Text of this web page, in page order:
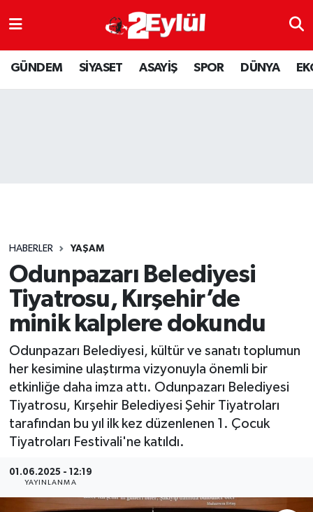
GÜNDEM SİYASET ASAYİŞ SPOR DÜNYA
HABERLER YAŞAM
Odunpazarı Belediyesi
Tiyatrosu, Kırşehir’de
minik kalplere dokundu
Odunpazarı Belediyesi, kültür ve sanatı toplumun
her kesimine ulaştırma vizyonuyla önemli bir
etkinliğe daha imza attı. Odunpazarı Belediyesi
Tiyatrosu, Kırşehir Belediyesi Şehir Tiyatroları
tarafından bu yıl ilk kez düzenlenen 1. Çocuk
Tiyatroları Festivali'ne katıldı.
01.06.2025 - 12:19
YAYINLANMA
ASAYİŞ
DÜNYA
SPOR
YAŞAM
Nöbetçi Eczaneler
Hava Durumu
Son Dakika Haberleri
Haber Arşivi